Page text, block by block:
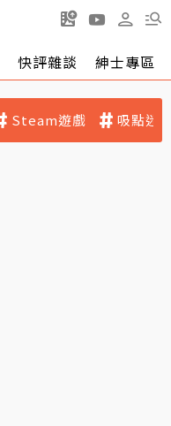
快評雜談 紳士專區
Steam遊戲 吸點迷